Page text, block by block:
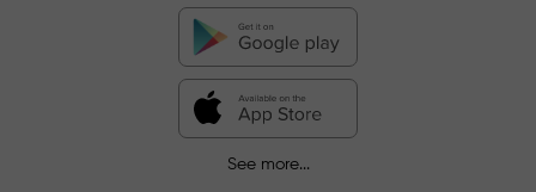
See more...